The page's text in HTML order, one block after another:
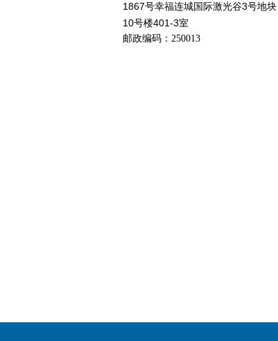
1867号幸福连城国际激光谷3号地块
10号楼401-3室
邮政编码：250013